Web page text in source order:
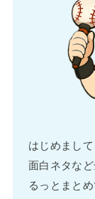
はじめまし
面白ネタな
るっとまと